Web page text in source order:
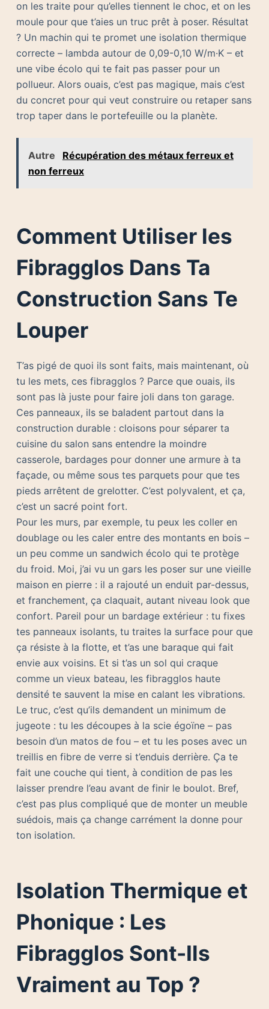
on les traite pour qu’elles tiennent le choc, et on les
moule pour que t’aies un truc prêt à poser. Résultat
? Un machin qui te promet une isolation thermique
correcte – lambda autour de 0,09-0,10 W/m·K – et
une vibe écolo qui te fait pas passer pour un
pollueur. Alors ouais, c’est pas magique, mais c’est
du concret pour qui veut construire ou retaper sans
trop taper dans le portefeuille ou la planète.
Autre
Récupération des métaux ferreux et
non ferreux
Comment Utiliser les
Fibragglos Dans Ta
Construction Sans Te
Louper
T’as pigé de quoi ils sont faits, mais maintenant, où
tu les mets, ces fibragglos ? Parce que ouais, ils
sont pas là juste pour faire joli dans ton garage.
Ces panneaux, ils se baladent partout dans la
construction durable : cloisons pour séparer ta
cuisine du salon sans entendre la moindre
casserole, bardages pour donner une armure à ta
façade, ou même sous tes parquets pour que tes
pieds arrêtent de grelotter. C’est polyvalent, et ça,
c’est un sacré point fort.
Pour les murs, par exemple, tu peux les coller en
doublage ou les caler entre des montants en bois –
un peu comme un sandwich écolo qui te protège
du froid. Moi, j’ai vu un gars les poser sur une vieille
maison en pierre : il a rajouté un enduit par-dessus,
et franchement, ça claquait, autant niveau look que
confort. Pareil pour un bardage extérieur : tu fixes
tes panneaux isolants, tu traites la surface pour que
ça résiste à la flotte, et t’as une baraque qui fait
envie aux voisins. Et si t’as un sol qui craque
comme un vieux bateau, les fibragglos haute
densité te sauvent la mise en calant les vibrations.
Le truc, c’est qu’ils demandent un minimum de
jugeote : tu les découpes à la scie égoïne – pas
besoin d’un matos de fou – et tu les poses avec un
treillis en fibre de verre si t’enduis derrière. Ça te
fait une couche qui tient, à condition de pas les
laisser prendre l’eau avant de finir le boulot. Bref,
c’est pas plus compliqué que de monter un meuble
suédois, mais ça change carrément la donne pour
ton isolation.
Isolation Thermique et
Phonique : Les
Fibragglos Sont-Ils
Vraiment au Top ?